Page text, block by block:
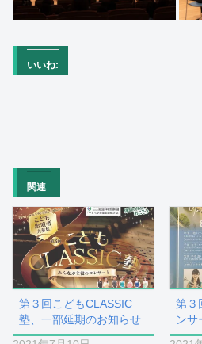
いいね:
関連
第３回こどもCLASSIC
塾、一部延期のお知らせ
第３
ンサ